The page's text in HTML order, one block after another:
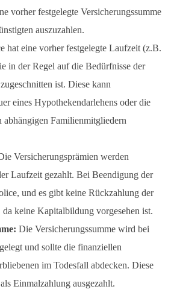
vorher festgelegte Versicherungssumme
auszuzahlen.
hat eine vorher festgelegte Laufzeit (z.B.
in der Regel auf die Bedürfnisse der
ist. Diese kann
eines Hypothekendarlehens oder die
abhängigen Familienmitgliedern
Versicherungsprämien werden
Laufzeit gezahlt. Bei Beendigung der
und es gibt keine Rückzahlung der
da keine Kapitalbildung vorgesehen ist.
Die Versicherungssumme wird bei
und sollte die finanziellen
im Todesfall abdecken. Diese
Einmalzahlung ausgezahlt.